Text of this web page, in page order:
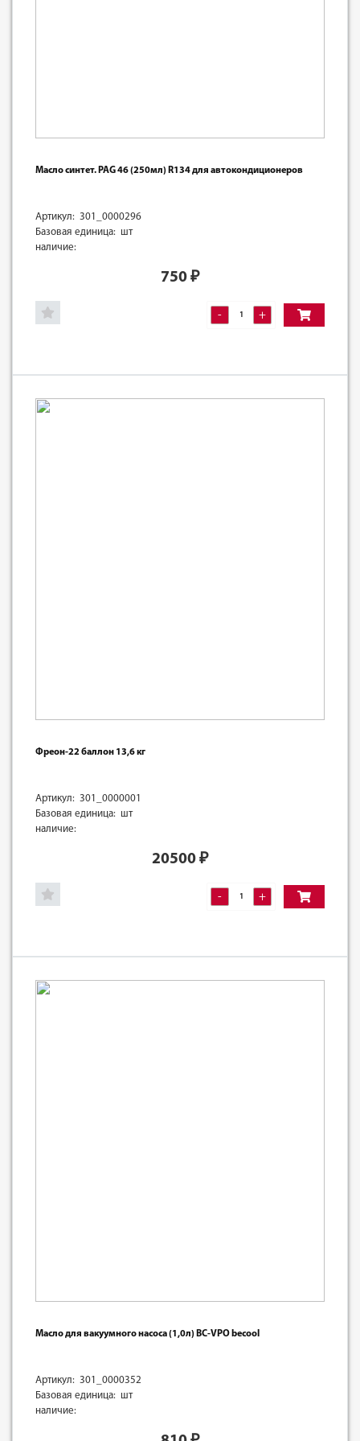
Масло синтет. PAG 46 (250мл) R134 для автокондиционеров
Артикул: 301_0000296
Базовая единица: шт
наличие:
750 ₽
- +
Фреон-22 баллон 13,6 кг
Артикул: 301_0000001
Базовая единица: шт
наличие:
20500 ₽
- +
Масло для вакуумного насоса (1,0л) BC-VPO becool
Артикул: 301_0000352
Базовая единица: шт
наличие: